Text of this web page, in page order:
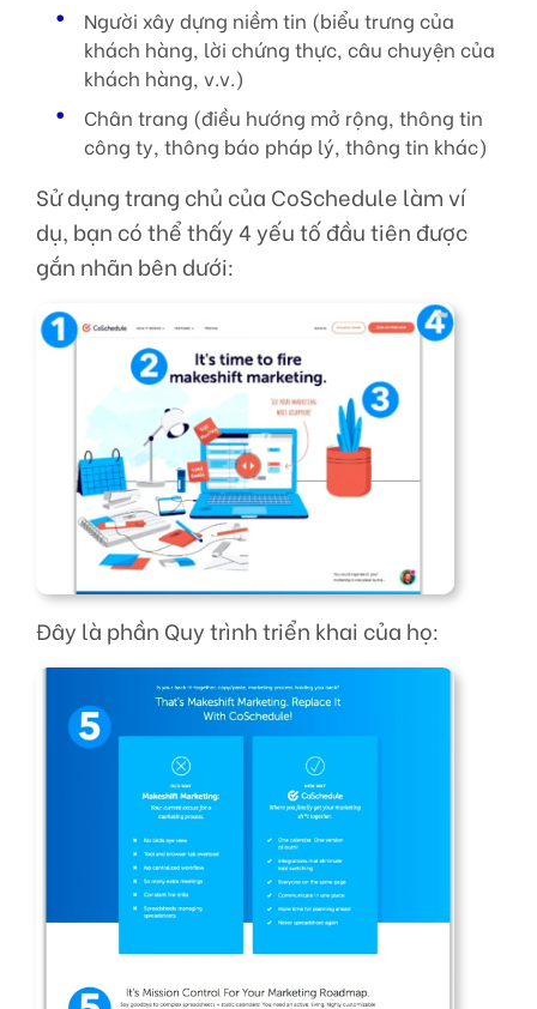
Người xây dựng niềm tin (biểu trưng của
khách hàng, lời chứng thực, câu chuyện của
khách hàng, v.v.)
Chân trang (điều hướng mở rộng, thông tin
công ty, thông báo pháp lý, thông tin khác)
Sử dụng trang chủ của CoSchedule làm ví
dụ, bạn có thể thấy 4 yếu tố đầu tiên được
gắn nhãn bên dưới:
Đây là phần Quy trình triển khai của họ: